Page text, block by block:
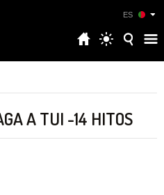
ES
A TUI -14 HITOS